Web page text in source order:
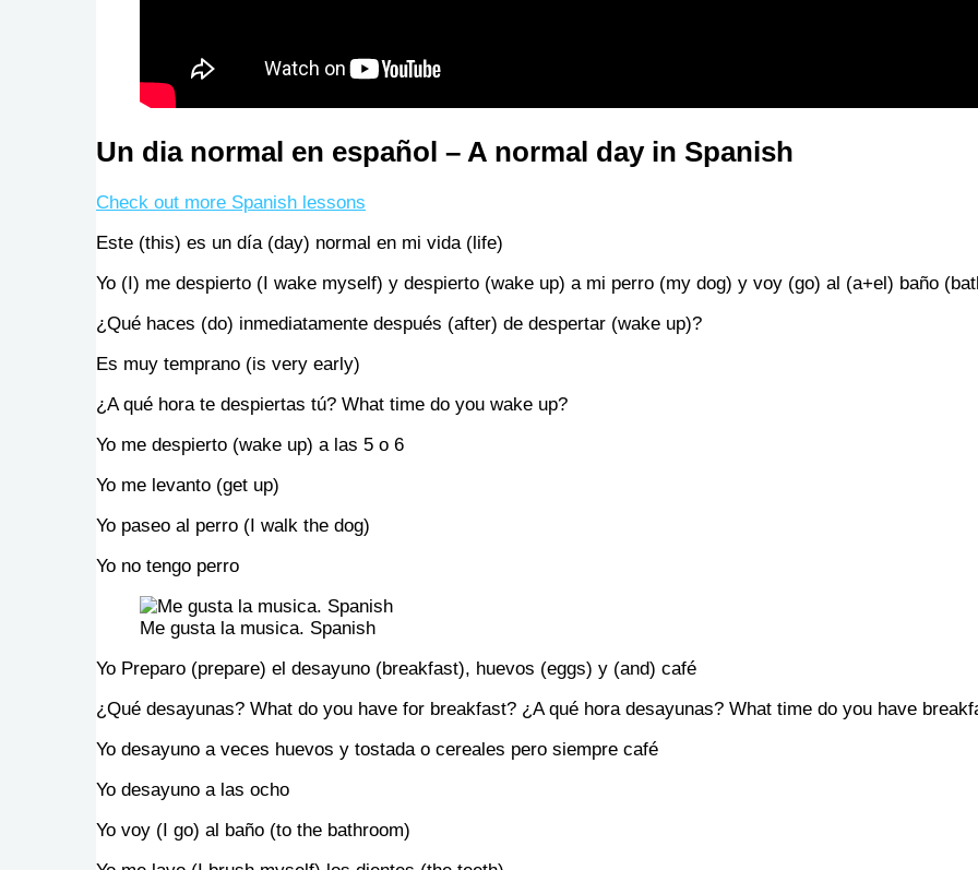
Un dia normal en español – A normal day in Spanish
Check out more Spanish lessons
Este (this) es un día (day) normal en mi vida (life)
Yo (I) me despierto (I wake myself) y despierto (wake up) a mi perro (my dog) y voy (go) al (a+el) baño
¿Qué haces (do) inmediatamente después (after) de despertar (wake up)?
Es muy temprano (is very early)
¿A qué hora te despiertas tú? What time do you wake up?
Yo me despierto (wake up) a las 5 o 6
Yo me levanto (get up)
Yo paseo al perro (I walk the dog)
Yo no tengo perro
Me gusta la musica. Spanish
Yo Preparo (prepare) el desayuno (breakfast), huevos (eggs) y (and) café
¿Qué desayunas? What do you have for breakfast? ¿A qué hora desayunas? What time do you have
Yo desayuno a veces huevos y tostada o cereales pero siempre café
Yo desayuno a las ocho
Yo voy (I go) al baño (to the bathroom)